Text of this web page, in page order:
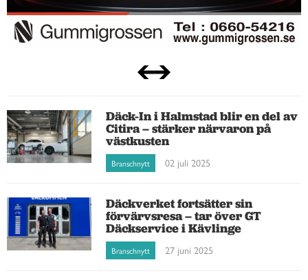
Däck-In i Halmstad blir en del av
Citira – stärker närvaron på
västkusten
Branschnytt 02 juli 2025
Däckverket fortsätter sin
förvärvsresa – tar över GT
Däckservice i Kävlinge
Branschnytt 27 juni 2025